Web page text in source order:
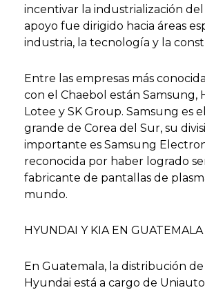
incentivar la industrialización del
apoyo fue dirigido hacia áreas
industria, la tecnología y la
Entre las empresas más
con el Chaebol están Samsung,
Lotee y SK Group. Samsung es
grande de Corea del Sur, su
importante es Samsung
reconocida por haber logrado
fabricante de pantallas de
mundo.
HYUNDAI Y KIA EN GUATEMALA
En Guatemala, la distribución
Hyundai está a cargo de